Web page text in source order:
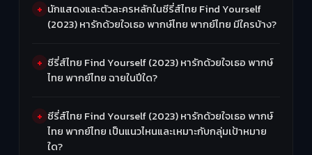
นักแสดงและตัวละครหลักในซีรี่ส์ไทย Find Yourself
(2023) หารักด้วยใจเธอ พากษ์ไทย พากย์ไทย มีใครบ้าง?
ซีรี่ส์ไทย Find Yourself (2023) หารักด้วยใจเธอ พากษ์
ไทย พากย์ไทย ฉายในปีใด?
ซีรี่ส์ไทย Find Yourself (2023) หารักด้วยใจเธอ พากษ์
ไทย พากย์ไทย เป็นแนวไหนและเหมาะกับกลุ่มเป้าหมาย
ใด?